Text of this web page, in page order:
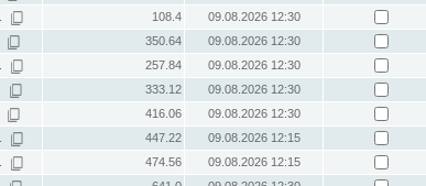
108.4
09.08.2026 12:30
350.64
09.08.2026 12:30
257.84
09.08.2026 12:30
333.12
09.08.2026 12:30
416.06
09.08.2026 12:30
447.22
09.08.2026 12:15
474.56
09.08.2026 12:15